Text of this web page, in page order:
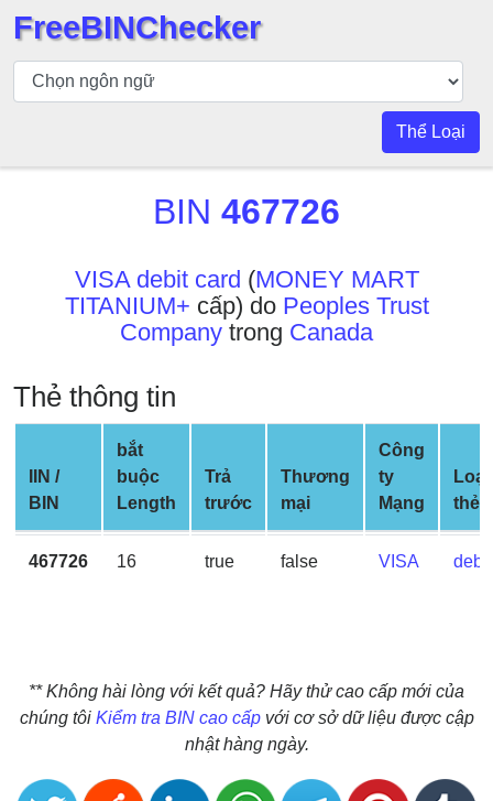
Kiểm
tra
Generator
Checker
v2
BIN
CC
Generator
Credit
Card
Credit
FreeBINChecker
Thể Loại
BIN 467726
VISA debit card (MONEY MART
TITANIUM+ cấp) do Peoples Trust
Company trong Canada
Thẻ thông tin
IIN /
BIN
bắt
buộc
Length
Trả
trước
Thương
mại
Công
ty
Mạng
Loại
thẻ
467726 16 true false VISA debit
** Không hài lòng với kết quả? Hãy thử cao cấp mới của
chúng tôi Kiểm tra BIN cao cấpvới cơ sở dữ liệu được cập
nhật hàng ngày.